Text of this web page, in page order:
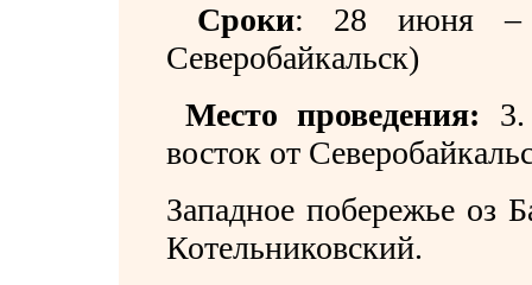
Сроки:
28 июня –
Северобайкальск)
Место проведения:
восток от
Западное побережье оз
Котельниковский.